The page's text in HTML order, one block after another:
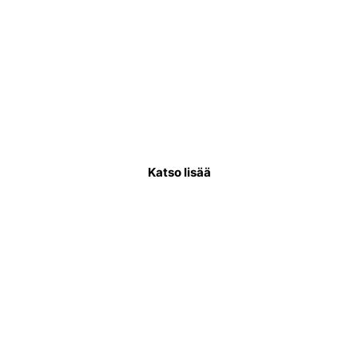
Katso lisää